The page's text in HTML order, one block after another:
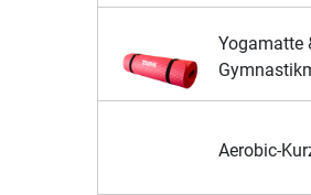
Yogamatte
Aerobic-